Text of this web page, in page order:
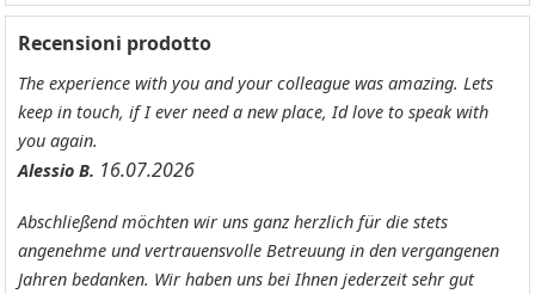
Recensioni prodotto
The experience with you and your colleague was amazing. Lets
keep in touch, if I ever need a new place, Id love to speak with
you again.
Alessio B. 16.07.2026
Abschließend möchten wir uns ganz herzlich für die stets
angenehme und vertrauensvolle Betreuung in den vergangenen
Jahren bedanken. Wir haben uns bei Ihnen jederzeit sehr gut